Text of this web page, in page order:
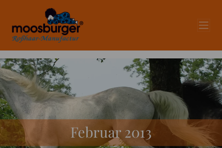
Februar 2013